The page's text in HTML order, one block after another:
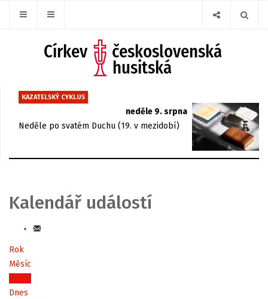
KAZATELSKÝ CYKLUS
neděle 9. srpna
Neděle po svatém Duchu (19. v mezidobí)
Kalendář událostí
Rok
Měsíc
Týden
Dnes